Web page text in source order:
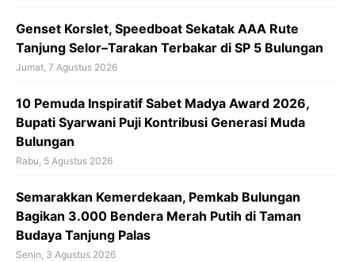
‎Genset Korslet, Speedboat Sekatak AAA Rute
Tanjung Selor–Tarakan Terbakar di SP 5 Bulungan
Jumat, 7 Agustus 2026
10 Pemuda Inspiratif Sabet Madya Award 2026,
Bupati Syarwani Puji Kontribusi Generasi Muda
Bulungan
Rabu, 5 Agustus 2026
Semarakkan Kemerdekaan, Pemkab Bulungan
Bagikan 3.000 Bendera Merah Putih di Taman
Budaya Tanjung Palas
Senin, 3 Agustus 2026